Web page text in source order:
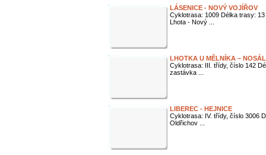
LÁSENICE - NOVÝ VOJÍŘOV
Cyklotrasa: 1009 Délka trasy:
Lhota - Nový ...
LHOTKA U MĚLNÍKA –
Cyklotrasa: III. třídy, číslo 142
zastávka ...
LIBEREC - HEJNICE
Cyklotrasa: IV. třídy, číslo 3006
Oldřichov ...